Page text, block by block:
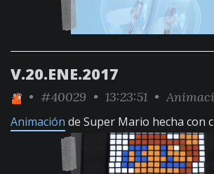
V.20.ENE.2017
• #40029 • 13:23:51 •
Animación de Super Mario hecha con